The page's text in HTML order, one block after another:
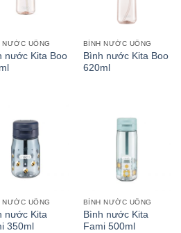
NƯỚC UỐNG
nước Kita Boo
BÌNH NƯỚC UỐNG
Bình nước Kita Boo
620ml
NƯỚC UỐNG
nước Kita
350ml
BÌNH NƯỚC UỐNG
Bình nước Kita
Fami 500ml